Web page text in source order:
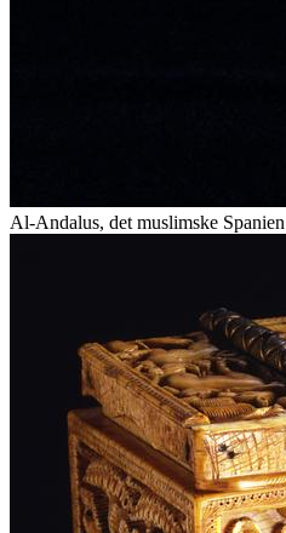
Al-Andalus, det muslimske Spanien